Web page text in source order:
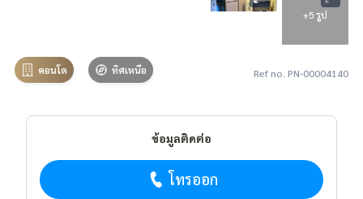
+5 รูป
คอนโด ทิศเหนือ Ref no. PN-00004140
ข้อมูลติดต่อ
โทรออก